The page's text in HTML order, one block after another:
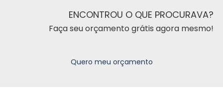
ENCONTROU O QUE PROCURAVA?
Faça seu orçamento grátis agora mesmo!
Quero meu orçamento